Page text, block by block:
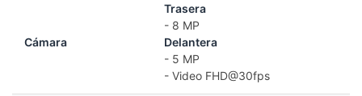
Cámara
Trasera
- 8 MP
Delantera
- 5 MP
- Video FHD@30fps